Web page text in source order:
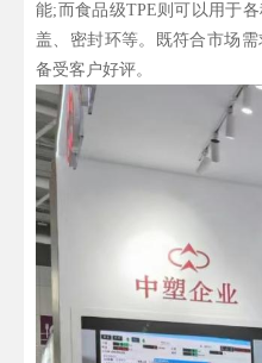
能;而食品级TPE则可以用于
盖、密封环等。既符合市场
备受客户好评。